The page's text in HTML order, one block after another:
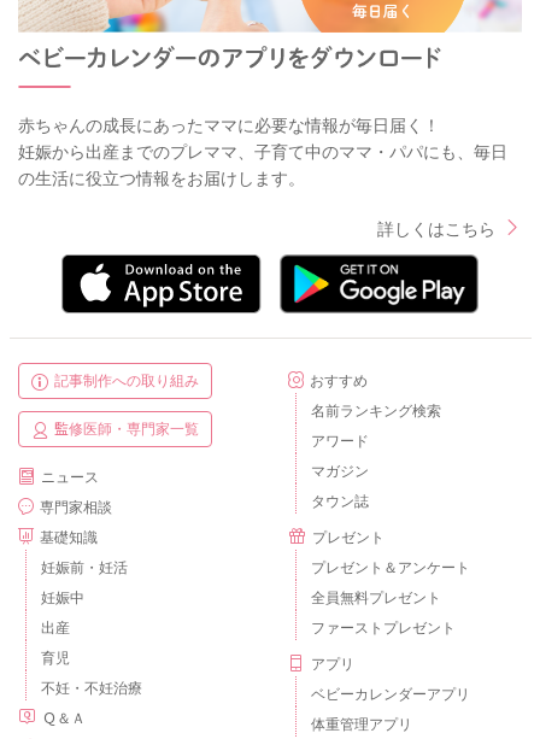
赤ちゃんの成長にあったママに必要な情報が毎日届く！
妊娠から出産までのプレママ、子育て中のママ・パパにも、毎日
の生活に役立つ情報をお届けします。
詳しくはこちら
記事制作への取り組み
監修医師・専門家一覧
ニュース
専門家相談
基礎知識
妊娠前・妊活
妊娠中
出産
育児
不妊・不妊治療
Ｑ＆Ａ
おすすめ
名前ランキング検索
アワード
マガジン
タウン誌
プレゼント
プレゼント＆アンケート
全員無料プレゼント
ファーストプレゼント
アプリ
ベビーカレンダーアプリ
体重管理アプリ